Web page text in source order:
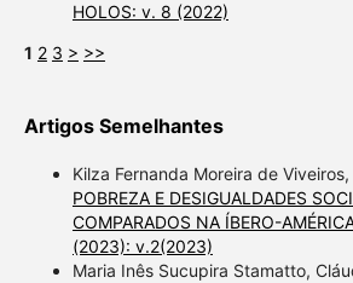
HOLOS: v. 8 (2022)
1 2 3 > >>
Artigos Semelhantes
Kilza Fernanda Moreira de Viveiros,
POBREZA E DESIGUALDADES
COMPARADOS NA ÍBERO-
(2023): v.2(2023)
Maria Inês Sucupira Stamatto,